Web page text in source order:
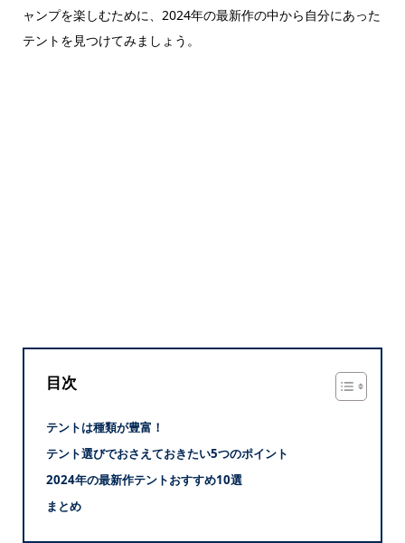
ャンプを楽しむために、2024年の最新作の中から自分にあった
テントを見つけてみましょう。
目次
テントは種類が豊富！
テント選びでおさえておきたい5つのポイント
2024年の最新作テントおすすめ10選
まとめ